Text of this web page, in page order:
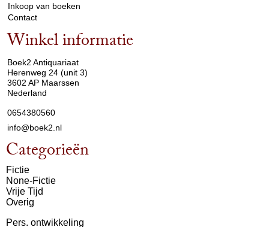
Inkoop van boeken
Contact
Winkel informatie
Boek2 Antiquariaat
Herenweg 24 (unit 3)
3602 AP Maarssen
Nederland
0654380560
info@boek2.nl
Categorieën
Fictie
None-Fictie
Vrije Tijd
Overig
Pers. ontwikkeling